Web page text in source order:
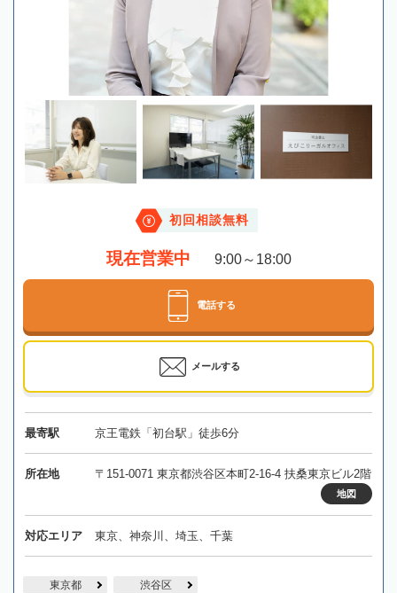
初回相談無料
現在営業中 9:00～18:00
電話する
メールする
最寄駅 京王電鉄「初台駅」徒歩6分
所在地 〒151-0071 東京都渋谷区本町2-16-4 扶桑東京ビル2階
地図
対応エリア 東京、神奈川、埼玉、千葉
東京都 渋谷区